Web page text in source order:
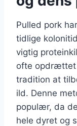
Pulled pork
tidlige
vigtig
ofte opdrættet
tradition at
ild. Denne
populær, da
hele dyret og